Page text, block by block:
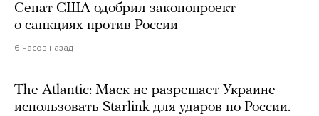
Сенат США одобрил законопроект
о санкциях против России
6 часов назад
The Atlantic: Маск не разрешает Украине
использовать Starlink для ударов по России.